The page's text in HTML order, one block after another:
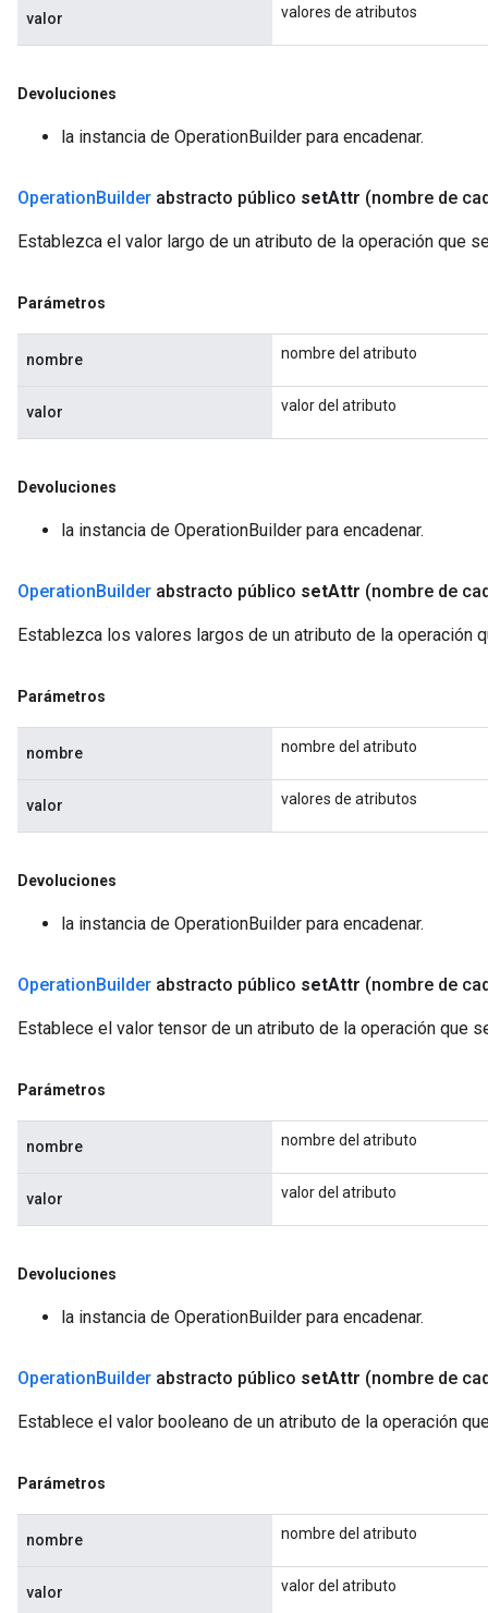
valor valores de atributos
Devoluciones
la instancia de OperationBuilder para encadenar.
OperationBuilder abstracto público setAttr (nombre de
Establezca el valor largo de un atributo de la operación que
Parámetros
nombre nombre del atributo
valor valor del atributo
Devoluciones
la instancia de OperationBuilder para encadenar.
OperationBuilder abstracto público setAttr (nombre de
Establezca los valores largos de un atributo de la operación
Parámetros
nombre nombre del atributo
valor valores de atributos
Devoluciones
la instancia de OperationBuilder para encadenar.
OperationBuilder abstracto público setAttr (nombre de
Establece el valor tensor de un atributo de la operación que
Parámetros
nombre nombre del atributo
valor valor del atributo
Devoluciones
la instancia de OperationBuilder para encadenar.
OperationBuilder abstracto público setAttr (nombre de
Establece el valor booleano de un atributo de la operación
Parámetros
nombre nombre del atributo
valor valor del atributo